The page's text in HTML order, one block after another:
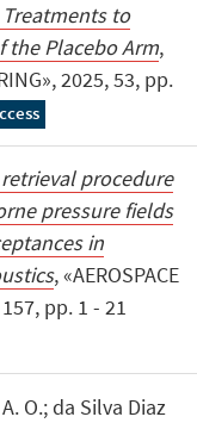
to
the Placebo Arm,
2025, 53, pp.
procedure
pressure fields
in
, «AEROSPACE
157, pp. 1 - 21
O.; da Silva Diaz